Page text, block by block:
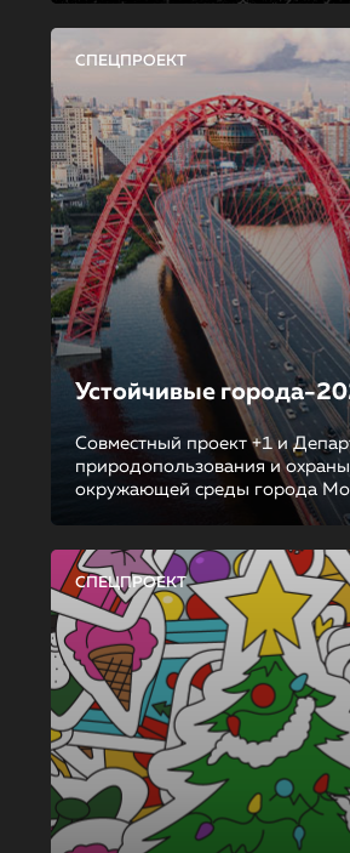
СПЕЦПРОЕКТ
Устойчивые города-
Совместный проект +1 и
природопользования и охраны
окружающей среды города
СПЕЦПРОЕКТ